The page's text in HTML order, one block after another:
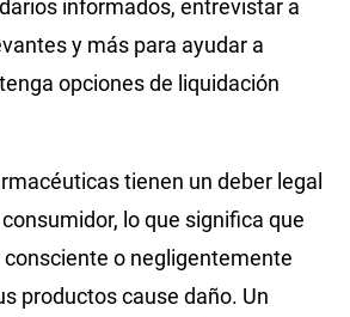
informados, entrevistar a
y más para ayudar a
opciones de liquidación
tienen un deber legal
lo que significa que
o negligentemente
productos cause daño. Un